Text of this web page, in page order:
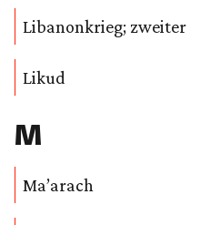
Libanonkrieg; zweiter
Likud
M
Ma’arach